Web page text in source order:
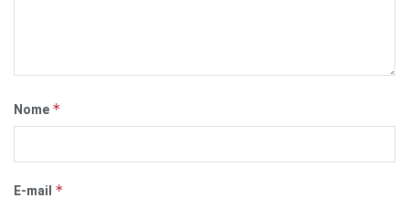
Nome *
E-mail *